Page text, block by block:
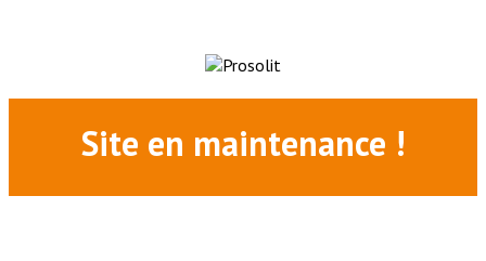
Site en maintenance !